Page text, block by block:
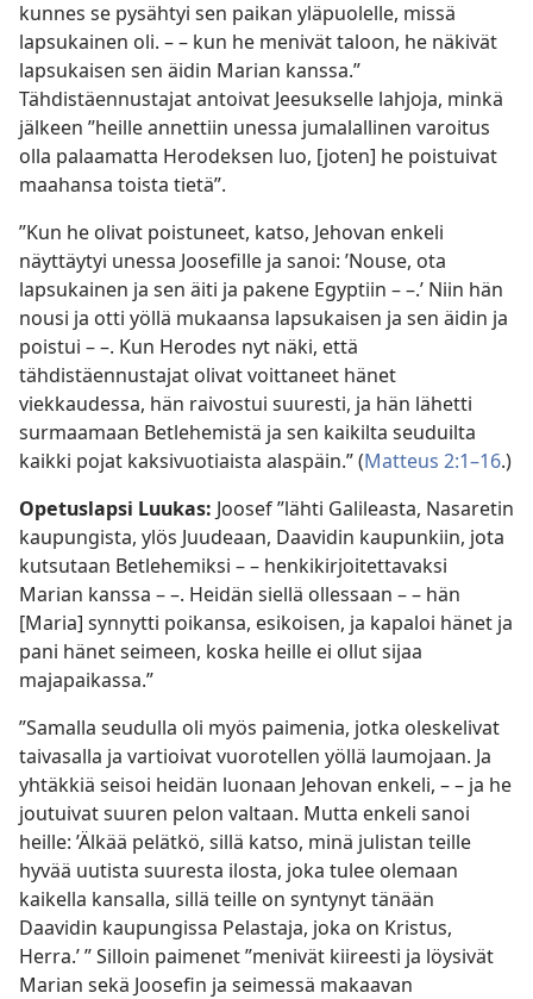
kunnes se pysähtyi sen paikan yläpuolelle, missä
lapsukainen oli. – – kun he menivät taloon, he näkivät
lapsukaisen sen äidin Marian kanssa.”
Tähdistäennustajat antoivat Jeesukselle lahjoja, minkä
jälkeen ”heille annettiin unessa jumalallinen varoitus
olla palaamatta Herodeksen luo, [joten] he poistuivat
maahansa toista tietä”.
”Kun he olivat poistuneet, katso, Jehovan enkeli
näyttäytyi unessa Joosefille ja sanoi: ’Nouse, ota
lapsukainen ja sen äiti ja pakene Egyptiin – –.’ Niin hän
nousi ja otti yöllä mukaansa lapsukaisen ja sen äidin ja
poistui – –. Kun Herodes nyt näki, että
tähdistäennustajat olivat voittaneet hänet
viekkaudessa, hän raivostui suuresti, ja hän lähetti
surmaamaan Betlehemistä ja sen kaikilta seuduilta
kaikki pojat kaksivuotiaista alaspäin.” (Matteus 2:1–16.)
Opetuslapsi Luukas: Joosef ”lähti Galileasta, Nasaretin
kaupungista, ylös Juudeaan, Daavidin kaupunkiin, jota
kutsutaan Betlehemiksi – – henkikirjoitettavaksi
Marian kanssa – –. Heidän siellä ollessaan – – hän
[Maria] synnytti poikansa, esikoisen, ja kapaloi hänet ja
pani hänet seimeen, koska heille ei ollut sijaa
majapaikassa.”
”Samalla seudulla oli myös paimenia, jotka oleskelivat
taivasalla ja vartioivat vuorotellen yöllä laumojaan. Ja
yhtäkkiä seisoi heidän luonaan Jehovan enkeli, – – ja he
joutuivat suuren pelon valtaan. Mutta enkeli sanoi
heille: ’Älkää pelätkö, sillä katso, minä julistan teille
hyvää uutista suuresta ilosta, joka tulee olemaan
kaikella kansalla, sillä teille on syntynyt tänään
Daavidin kaupungissa Pelastaja, joka on Kristus,
Herra.’ ” Silloin paimenet ”menivät kiireesti ja löysivät
Marian sekä Joosefin ja seimessä makaavan